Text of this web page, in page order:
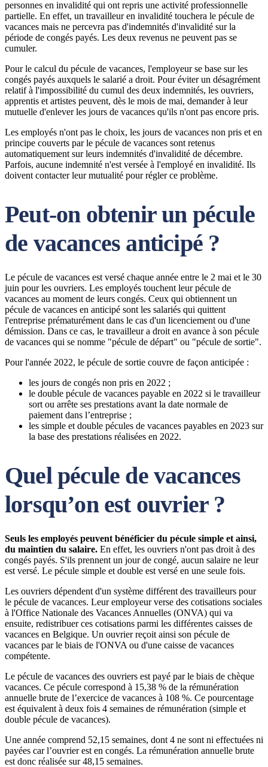
personnes en invalidité qui ont repris une activité professionnelle
partielle. En effet, un travailleur en invalidité touchera le pécule de
vacances mais ne percevra pas d'indemnités d'invalidité sur la
période de congés payés. Les deux revenus ne peuvent pas se
cumuler.
Pour le calcul du pécule de vacances, l'employeur se base sur les
congés payés auxquels le salarié a droit. Pour éviter un désagrément
relatif à l'impossibilité du cumul des deux indemnités, les ouvriers,
apprentis et artistes peuvent, dès le mois de mai, demander à leur
mutuelle d'enlever les jours de vacances qu'ils n'ont pas encore pris.
Les employés n'ont pas le choix, les jours de vacances non pris et en
principe couverts par le pécule de vacances sont retenus
automatiquement sur leurs indemnités d'invalidité de décembre.
Parfois, aucune indemnité n'est versée à l'employé en invalidité. Ils
doivent contacter leur mutualité pour régler ce problème.
Peut-on obtenir un pécule
de vacances anticipé ?
Le pécule de vacances est versé chaque année entre le 2 mai et le 30
juin pour les ouvriers. Les employés touchent leur pécule de
vacances au moment de leurs congés. Ceux qui obtiennent un
pécule de vacances en anticipé sont les salariés qui quittent
l'entreprise prématurément dans le cas d'un licenciement ou d'une
démission. Dans ce cas, le travailleur a droit en avance à son pécule
de vacances qui se nomme "pécule de départ" ou "pécule de sortie".
Pour l'année 2022, le pécule de sortie couvre de façon anticipée :
les jours de congés non pris en 2022 ;
le double pécule de vacances payable en 2022 si le travailleur
sort ou arrête ses prestations avant la date normale de
paiement dans l’entreprise ;
les simple et double pécules de vacances payables en 2023 sur
la base des prestations réalisées en 2022.
Quel pécule de vacances
lorsqu’on est ouvrier ?
Seuls les employés peuvent bénéficier du pécule simple et ainsi,
du maintien du salaire. En effet, les ouvriers n'ont pas droit à des
congés payés. S'ils prennent un jour de congé, aucun salaire ne leur
est versé. Le pécule simple et double est versé en une seule fois.
Les ouvriers dépendent d'un système différent des travailleurs pour
le pécule de vacances. Leur employeur verse des cotisations sociales
à l'Office Nationale des Vacances Annuelles (ONVA) qui va
ensuite, redistribuer ces cotisations parmi les différentes caisses de
vacances en Belgique. Un ouvrier reçoit ainsi son pécule de
vacances par le biais de l'ONVA ou d'une caisse de vacances
compétente.
Le pécule de vacances des ouvriers est payé par le biais de chèque
vacances. Ce pécule correspond à 15,38 % de la rémunération
annuelle brute de l’exercice de vacances à 108 %. Ce pourcentage
est équivalent à deux fois 4 semaines de rémunération (simple et
double pécule de vacances).
Une année comprend 52,15 semaines, dont 4 ne sont ni effectuées ni
payées car l’ouvrier est en congés. La rémunération annuelle brute
est donc réalisée sur 48,15 semaines.